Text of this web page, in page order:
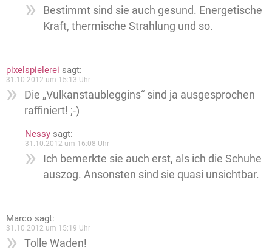
Bestimmt sind sie auch gesund. Energetische
Kraft, thermische Strahlung und so.
pixelspielerei sagt:
31.10.2012 um 15:13 Uhr
Die „Vulkanstaubleggins“ sind ja ausgesprochen
raffiniert! ;-)
Nessy sagt:
31.10.2012 um 16:08 Uhr
Ich bemerkte sie auch erst, als ich die Schuhe
auszog. Ansonsten sind sie quasi unsichtbar.
Marco sagt:
31.10.2012 um 15:19 Uhr
Tolle Waden!